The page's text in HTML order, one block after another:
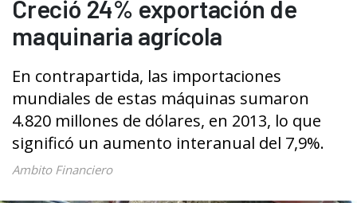
Creció 24% exportación de
maquinaria agrícola
En contrapartida, las importaciones
mundiales de estas máquinas sumaron
4.820 millones de dólares, en 2013, lo que
significó un aumento interanual del 7,9%.
Ambito Financiero